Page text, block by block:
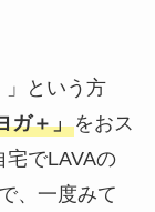
」という方
ガ＋」をおス
宅でLAVAの
、一度みて